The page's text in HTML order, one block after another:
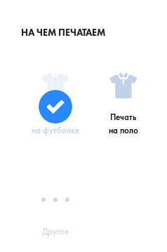
НА ЧЕМ ПЕЧАТАЕМ
Печать
на футболке
Печать
на поло
Другое